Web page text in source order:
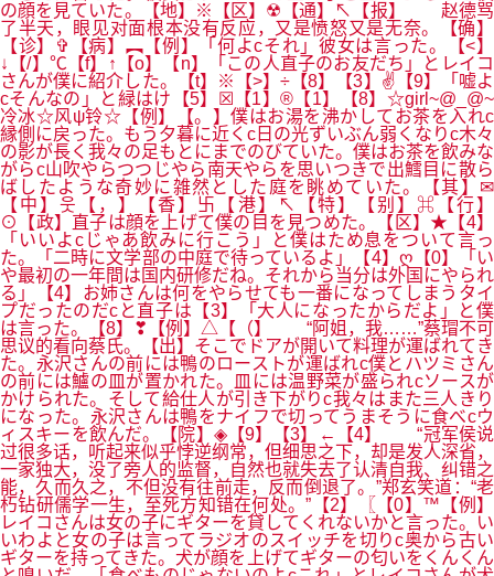
の顔を見ていた。【地】※【区】☢【通】↖【报】 赵德骂
了半天，眼见对面根本没有反应，又是愤怒又是无奈。【确】
【诊】✞【病】︻【例】「何よcそれ」彼女は言った。【<】
↓【/】℃【f】↑【o】【n】「この人直子のお友だち」とレイコ
さんが僕に紹介した。【t】※【>】÷【8】【3】✌【9】「嘘よ
cそんなの」と緑はけ【5】☒【1】®【1】【8】☆girl~@_@~
冷冰☆风ψ铃☆【例】【。】僕はお湯を沸かしてお茶を入れc
縁側に戻った。もう夕暮に近くc日の光ずいぶん弱くなりc木々
の影が長く我々の足もとにまでのびていた。僕はお茶を飲みな
がらc山吹やらつつじやら南天やらを思いつきで出鱈目に散ら
ばしたような奇妙に雑然とした庭を眺めていた。【其】✉
【中】웃【，】【香】卐【港】↖【特】【别】⌘【行】
⊙【政】直子は顔を上げて僕の目を見つめた。【区】★【4】
「いいよcじゃあ飲みに行こう」と僕はため息をついて言っ
た。「二時に文学部の中庭で待っているよ」【4】ღ【0】「い
や最初の一年間は国内研修だね。それから当分は外国にやられ
る」【4】お姉さんは何をやらせても一番になってしまうタイ
プだったのだcと直子は【3】「大人になったからだよ」と僕
は言った。【8】❣【例】△【（】 “阿姐，我……”蔡瑁不可
思议的看向蔡氏。【出】そこでドアが開いて料理が運ばれてき
た。永沢さんの前には鴨のローストが運ばれc僕とハツミさん
の前には鱸の皿が置かれた。皿には温野菜が盛られcソースが
かけられた。そして給仕人が引き下がりc我々はまた三人きり
になった。永沢さんは鴨をナイフで切ってうまそうに食べcウ
ィスキーを飲んだ。【院】◈【9】【3】←【4】 “冠军侯说
过很多话，听起来似乎悖逆纲常，但细思之下，却是发人深省，
一家独大，没了旁人的监督，自然也就失去了认清自我、纠错之
能，久而久之，不但没有往前走，反而倒退了。”郑玄笑道：“老
朽钻研儒学一生，至死方知错在何处。”【2】〖【0】™【例】
レイコさんは女の子にギターを貸してくれないかと言った。い
いわよと女の子は言ってラジオのスイッチを切りc奥から古い
ギターを持ってきた。犬が顔を上げてギターの匂いをくんくん